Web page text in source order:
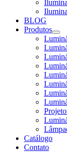
BLOG
Produtos
Catálogo
Contato